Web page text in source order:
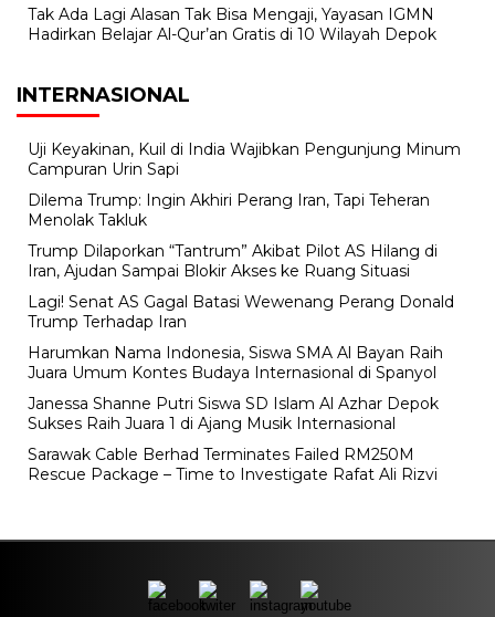
Tak Ada Lagi Alasan Tak Bisa Mengaji, Yayasan IGMN
Hadirkan Belajar Al-Qur’an Gratis di 10 Wilayah Depok
INTERNASIONAL
Uji Keyakinan, Kuil di India Wajibkan Pengunjung Minum
Campuran Urin Sapi
Dilema Trump: Ingin Akhiri Perang Iran, Tapi Teheran
Menolak Takluk
Trump Dilaporkan “Tantrum” Akibat Pilot AS Hilang di
Iran, Ajudan Sampai Blokir Akses ke Ruang Situasi
Lagi! Senat AS Gagal Batasi Wewenang Perang Donald
Trump Terhadap Iran
Harumkan Nama Indonesia, Siswa SMA Al Bayan Raih
Juara Umum Kontes Budaya Internasional di Spanyol
Janessa Shanne Putri Siswa SD Islam Al Azhar Depok
Sukses Raih Juara 1 di Ajang Musik Internasional
Sarawak Cable Berhad Terminates Failed RM250M
Rescue Package – Time to Investigate Rafat Ali Rizvi